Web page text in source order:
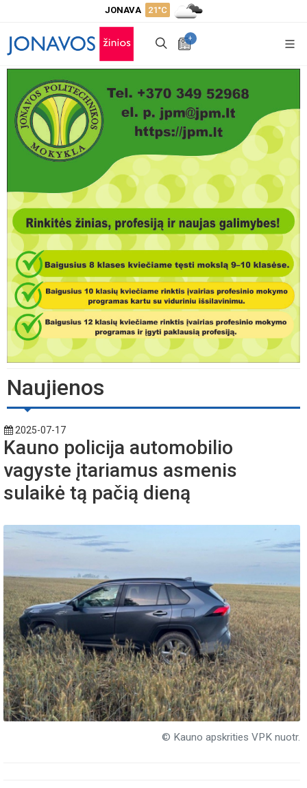
JONAVA 21°C
+
Naujienos
2025-07-17
Kauno policija automobilio
vagyste įtariamus asmenis
sulaikė tą pačią dieną
© Kauno apskrities VPK nuotr.